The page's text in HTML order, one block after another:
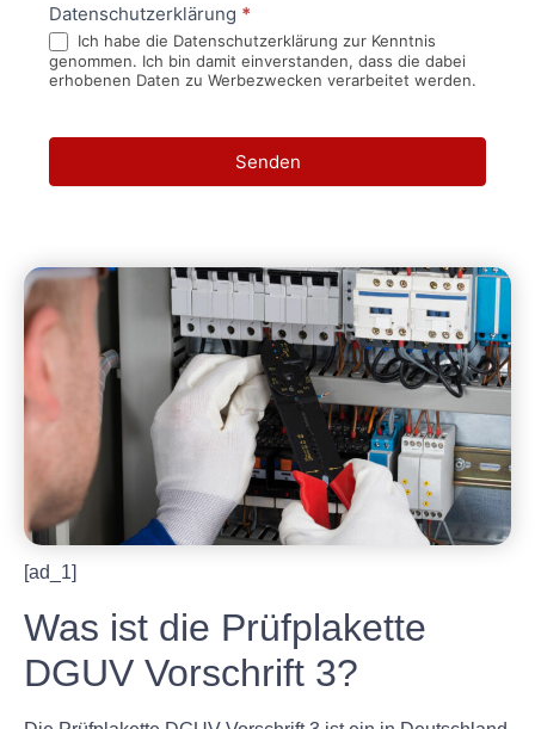
Datenschutzerklärung *
Ich habe die Datenschutzerklärung zur Kenntnis
genommen. Ich bin damit einverstanden, dass die dabei
erhobenen Daten zu Werbezwecken verarbeitet werden.
Senden
[ad_1]
Was ist die Prüfplakette
DGUV Vorschrift 3?